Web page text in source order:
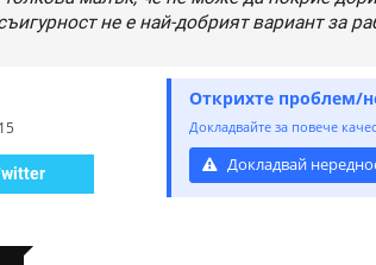
не е най-добрият вариант за
Открихте проблем/
Докладвайте за повече
Докладвай